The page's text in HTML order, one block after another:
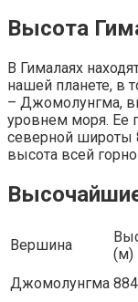
Высота
В Гималаях
нашей планете, в
– Джомолунгма,
уровнем моря. Ее
северной широты
высота всей
Вершина
(м)
Джомолунгма